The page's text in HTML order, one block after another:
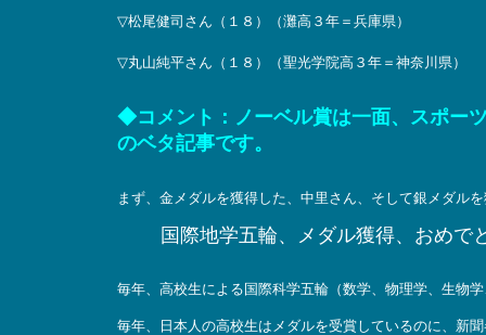
▽松尾健司さん（１８）（灘高３年＝兵庫県）
▽丸山純平さん（１８）（聖光学院高３年＝神奈川県）
◆コメント：ノーベル賞は一面、スポー
のベタ記事です。
まず、金メダルを獲得した、中里さん、そして銀メダル
国際地学五輪、メダル獲得、おめで
毎年、高校生による国際科学五輪（数学、物理学、生物
毎年、日本人の高校生はメダルを受賞しているのに、新